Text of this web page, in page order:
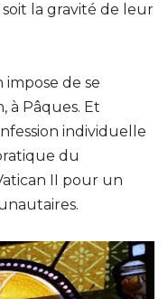
la gravité de leur
impose de se
à Pâques. Et
individuelle
du
II pour un